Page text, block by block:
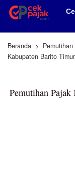
Beranda
Kabupaten Barito Timur
Pemutihan